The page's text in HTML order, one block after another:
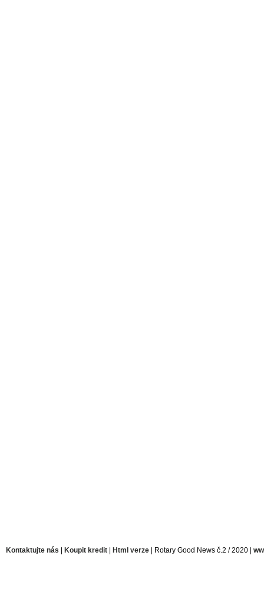
Kontaktujte nás Koupit kredit Html verze | Rotary Good News č.2 / 2020 |